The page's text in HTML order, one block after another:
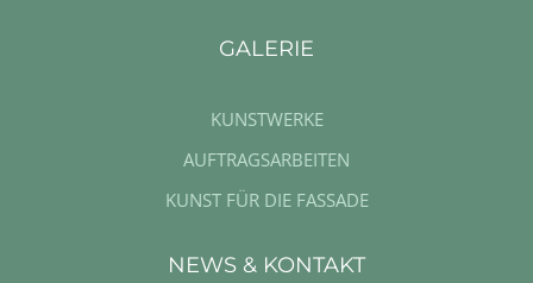
GALERIE
KUNSTWERKE
AUFTRAGSARBEITEN
KUNST FÜR DIE FASSADE
NEWS & KONTAKT